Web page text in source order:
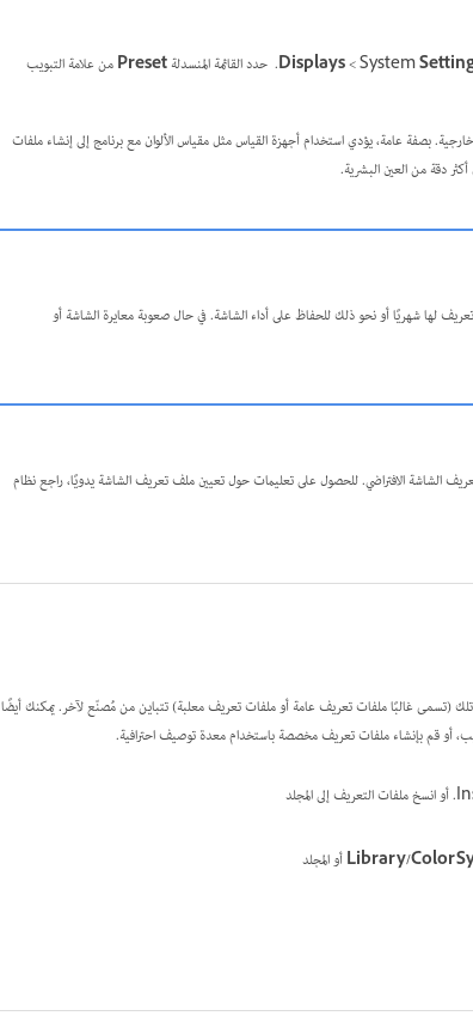
>‏
Displays. حدد القائمة المنسدلةPresetمن علامة التبويب
بصفة عامة، يؤدي استخدام أجهزة القياس مثل مقياس الألوان مع برنامج إلى إنشاء ملفات
دقة من العين البشرية.
لها شهريًا أو نحو ذلك للحفاظ على أداء الشاشة. في حال صعوبة معايرة الشاشة أو
الشاشة الافتراضي. للحصول على تعليمات حول تعيين ملف تعريف الشاشة يدويًا، راجع نظام
(تسمى غالبًا ملفات تعريف عامة أو ملفات تعريف معلبة) تتباين من مُصنّع لآخر. يمكنك أيضًا
أو قم بإنشاء ملفات تعريف مخصصة باستخدام معدة توصيف احترافية.
أو المجلد